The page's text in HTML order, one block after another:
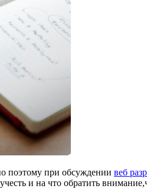
поэтому при обсуждении веб
и на что обратить